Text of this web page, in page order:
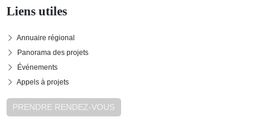
Liens utiles
Annuaire régional
Panorama des projets
Événements
Appels à projets
PRENDRE RENDEZ-VOUS